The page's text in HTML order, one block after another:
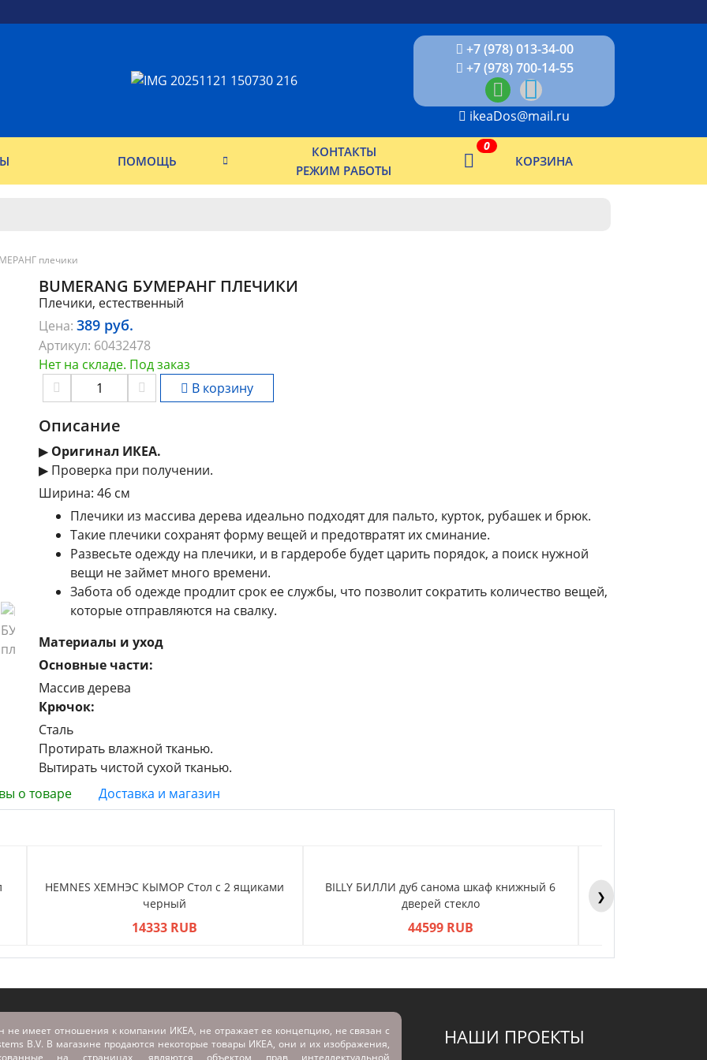
+7 (978) 013-34-00
+7 (978) 700-14-55
ikeaDos@mail.ru
ПОМОЩЬ
КОНТАКТЫ
РЕЖИМ РАБОТЫ
КОРЗИНА
0
плечики
BUMERANG БУМЕРАНГ ПЛЕЧИКИ
Плечики, естественный
Цена: 389 руб.
Артикул: 60432478
Нет на складе. Под заказ
В корзину
Описание
▶ Оригинал ИКЕА.
▶ Проверка при получении.
Ширина: 46 см
Плечики из массива дерева идеально подходят для пальто, курток, рубашек и брюк.
Такие плечики сохранят форму вещей и предотвратят их сминание.
Развесьте одежду на плечики, и в гардеробе будет царить порядок, а поиск нужной
вещи не займет много времени.
Забота об одежде продлит срок ее службы, что позволит сократить количество вещей,
которые отправляются на свалку.
Материалы и уход
Основные части:
Массив дерева
Крючок:
Сталь
Протирать влажной тканью.
Вытирать чистой сухой тканью.
о товаре
Доставка и магазин
HEMNES ХЕМНЭС КЫМОР Стол c 2 ящиками
черный
14333 RUB
BILLY БИЛЛИ дуб санома шкаф книжный 6
дверей стекло
44599 RUB
BILLY БИЛЛИ дуб
❯
не имеет отношения к компании ИКЕА, не отражает ее концепцию, не связан с
B.V. В магазине продаются некоторые товары ИКЕА, они и их изображения,
на страницах, являются объектом прав интеллектуальной
НАШИ ПРОЕКТЫ